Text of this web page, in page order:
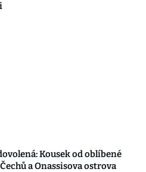
Kousek od oblíbené
a Onassisova ostrova